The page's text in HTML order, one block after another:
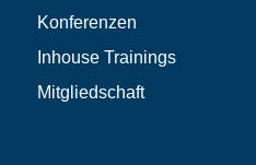
Konferenzen
Inhouse Trainings
Mitgliedschaft